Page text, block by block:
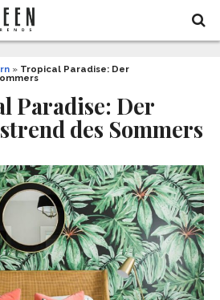
» Tropical Paradise: Der
Paradise: Der
des Sommers